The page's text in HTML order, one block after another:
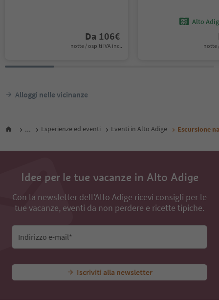
Da 106€
notte / ospiti IVA incl.
Alto
notte
Alloggi nelle vicinanze
... Esperienze ed eventi Eventi in Alto Adige Escursione
Idee per le tue vacanze in Alto Adige
Con la newsletter dell’Alto Adige ricevi consigli per le
tue vacanze, eventi da non perdere e ricette tipiche.
Indirizzo e-mail*
Iscriviti alla newsletter